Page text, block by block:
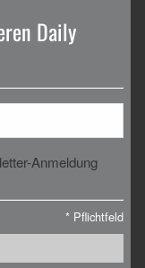
Daily
Anmeldung
* Pflichtfeld